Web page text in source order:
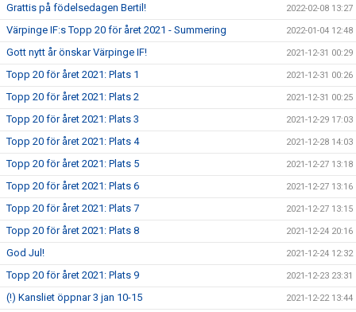
Grattis på födelsedagen Bertil! 2022-02-08 13:27
Värpinge IF:s Topp 20 för året 2021 - Summering 2022-01-04 12:48
Gott nytt år önskar Värpinge IF! 2021-12-31 00:29
Topp 20 för året 2021: Plats 1 2021-12-31 00:26
Topp 20 för året 2021: Plats 2 2021-12-31 00:25
Topp 20 för året 2021: Plats 3 2021-12-29 17:03
Topp 20 för året 2021: Plats 4 2021-12-28 14:03
Topp 20 för året 2021: Plats 5 2021-12-27 13:18
Topp 20 för året 2021: Plats 6 2021-12-27 13:16
Topp 20 för året 2021: Plats 7 2021-12-27 13:15
Topp 20 för året 2021: Plats 8 2021-12-24 20:16
God Jul! 2021-12-24 12:32
Topp 20 för året 2021: Plats 9 2021-12-23 23:31
(!) Kansliet öppnar 3 jan 10-15 2021-12-22 13:44